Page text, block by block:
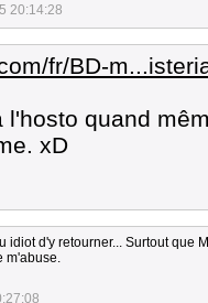
20:14:28
fr/BD-
l'hosto quand
xD
idiot d'y retourner... Surtout que
m'abuse.